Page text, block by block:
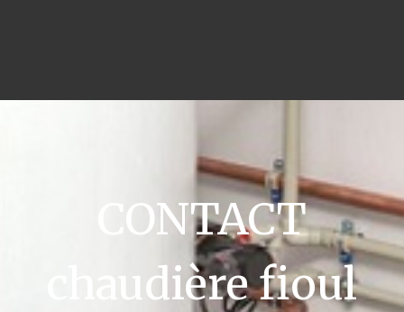
CONTACT
chaudière fioul